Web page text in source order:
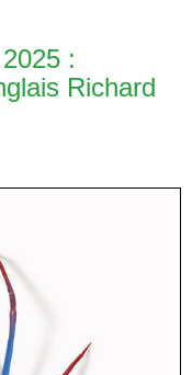
:
Richard